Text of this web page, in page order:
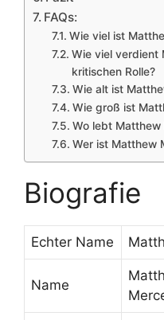
FAQs:
Wie viel ist
Wie viel verdient
kritischen Rolle?
Wie alt ist
Wie groß ist
Wo lebt Matthew
Wer ist Matthew
Biografie
Echter Name
Name